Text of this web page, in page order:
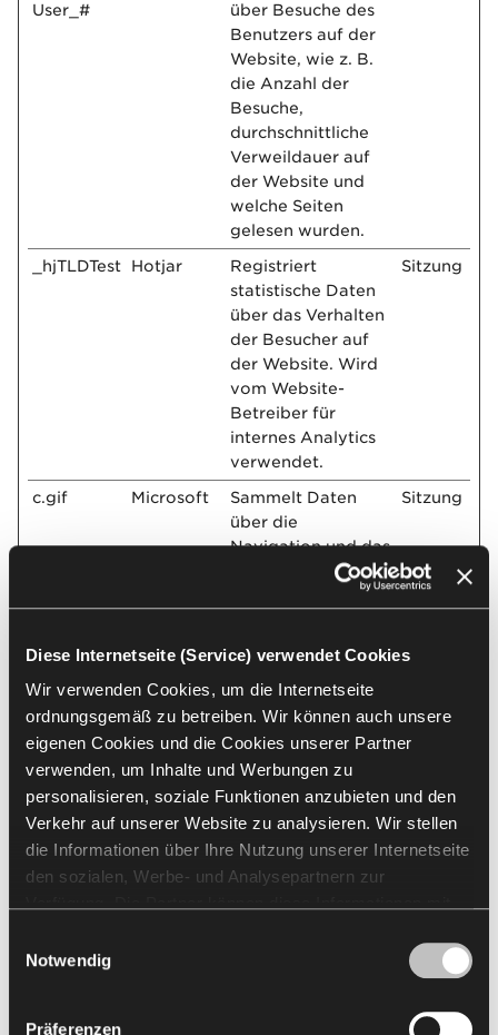
Diese Internetseite (Service) verwendet Cookies
Wir verwenden Cookies, um die Internetseite
ordnungsgemäß zu betreiben. Wir können auch unsere
eigenen Cookies und die Cookies unserer Partner
verwenden, um Inhalte und Werbungen zu
personalisieren, soziale Funktionen anzubieten und den
Verkehr auf unserer Website zu analysieren. Wir stellen
die Informationen über Ihre Nutzung unserer Internetseite
den sozialen, Werbe- und Analysepartnern zur
erhaltenen Daten kombinieren. Die Verwendung von
Statistik-, Marketing- und Benutzerpräferenzen-Cookies
erfordert Ihre Zustimmung, welche Sie durch das Klicken
Notwendig
Präferenzen
User_#
über Besuche des
Benutzers auf der
Website, wie z. B.
die Anzahl der
Besuche,
durchschnittliche
Verweildauer auf
der Website und
welche Seiten
gelesen wurden.
_hjTLDTest Hotjar
Registriert
statistische Daten
über das Verhalten
der Besucher auf
der Website. Wird
vom Website-
Betreiber für
internes Analytics
verwendet.
Sitzung
c.gif Microsoft
Sammelt Daten
über die
Navigation und das
Verhalten des
Benutzers auf der
Berichte und
Heatmaps für den
Website-Besitzer
erstellt.
Sitzung
hjActiveVi
ewportIds
Hotjar
Dieses Cookie
enthält einen ID-
String über die
aktuelle Sitzung.
Dieser beinhaltet
dig